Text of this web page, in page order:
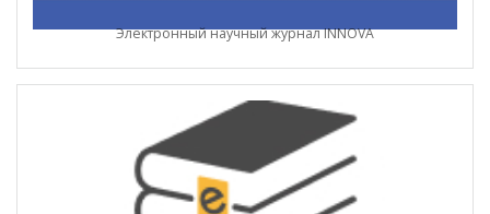
Электронный научный журнал INNOVA